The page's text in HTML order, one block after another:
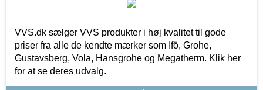
VVS.dk sælger VVS produkter i høj kvalitet til gode
priser fra alle de kendte mærker som Ifö, Grohe,
Gustavsberg, Vola, Hansgrohe og Megatherm. Klik her
for at se deres udvalg.